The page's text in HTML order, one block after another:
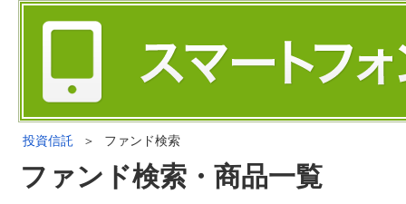
投資信託 ＞ ファンド検索
ファンド検索・商品一覧